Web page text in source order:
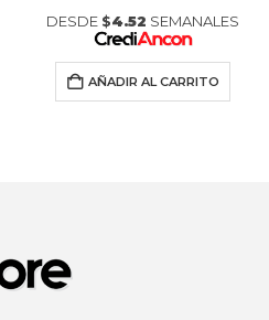
DESDE $4.52 SEMANALES
AÑADIR AL CARRITO